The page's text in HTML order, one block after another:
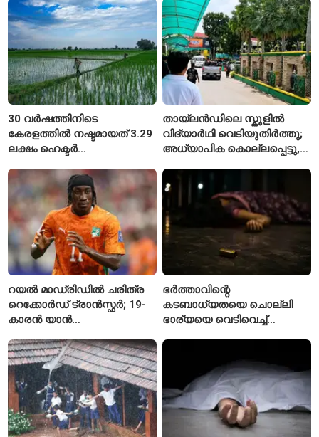
30 വർഷത്തിനിടെ
കേരളത്തിൽ നഷ്ടമായത് 3.29
ലക്ഷം ഹെക്ടർ
തായ്‌ലൻഡിലെ സ്കൂളിൽ
വിദ്യാർഥി വെടിയുതിർത്തു;
അധ്യാപിക കൊല്ലപ്പെട്ടു,
റയൽ മാഡ്രിഡിൽ ചരിത്ര
റെക്കോർഡ് ട്രാൻസ്ഫർ; 19-
കാരൻ യാൻ
സ്വന്തമാക്കി സ്പാനിഷ്
വമ്പന്മാർ
ഭർത്താവിന്റെ
കടബാധ്യതയെ ചൊല്ലി
ഭാര്യയെ വെടിവെച്ച്
കൊലപാതകം